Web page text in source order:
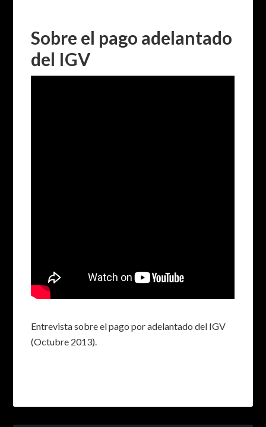
Sobre el pago adelantado
del IGV
Entrevista sobre el pago por adelantado del IGV
(Octubre 2013).